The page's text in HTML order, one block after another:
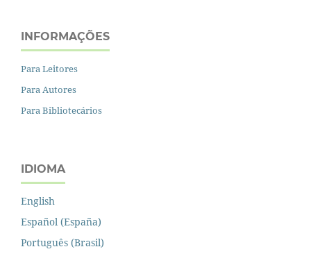
INFORMAÇÕES
Para Leitores
Para Autores
Para Bibliotecários
IDIOMA
English
Español (España)
Português (Brasil)